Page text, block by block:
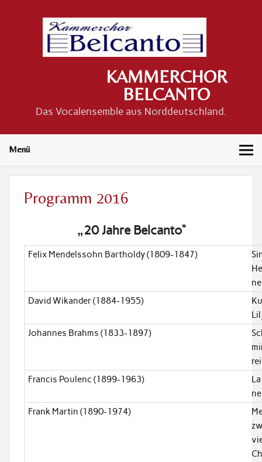
KAMMERCHOR
BELCANTO
Das Vocalensemble aus Norddeutschland.
Menü
Programm 2016
„20 Jahre Belcanto“
Felix Mendelssohn Bartholdy (1809-1847)
David Wikander (1884-1955)
Johannes Brahms (1833-1897)
Francis Poulenc (1899-1963)
Frank Martin (1890-1974)